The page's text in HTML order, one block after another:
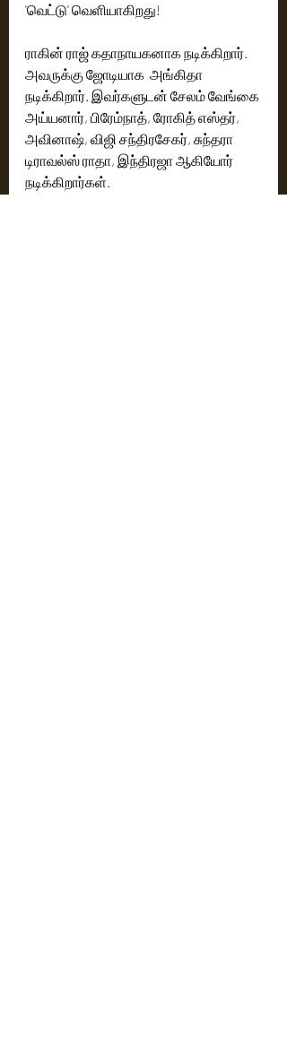
'வெட்டு' வெளியாகிறது!
ராகின் ராஜ் கதாநாயகனாக நடிக்கிறார்.
அவருக்கு ஜோடியாக  அங்கிதா
நடிக்கிறார். இவர்களுடன் சேலம் வேங்கை
அய்யனார், பிரேம்நாத், ரோகித் எஸ்தர்,
அவினாஷ், விஜி சந்திரசேகர், சுந்தரா
டிராவல்ஸ் ராதா, இந்திரஜா ஆகியோர்
நடிக்கிறார்கள்.